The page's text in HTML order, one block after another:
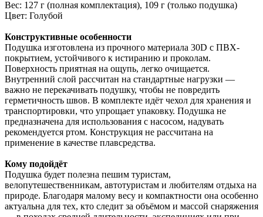
Вес: 127 г (полная комплектация), 109 г (только подушка)
Цвет: Голубой
Конструктивные особенности
Подушка изготовлена из прочного материала 30D с ПВХ-
покрытием, устойчивого к истиранию и проколам.
Поверхность приятная на ощупь, легко очищается.
Внутренний слой рассчитан на стандартные нагрузки —
важно не перекачивать подушку, чтобы не повредить
герметичность швов. В комплекте идёт чехол для хранения и
транспортировки, что упрощает упаковку. Подушка не
предназначена для использования с насосом, надувать
рекомендуется ртом. Конструкция не рассчитана на
применение в качестве плавсредства.
Кому подойдёт
Подушка будет полезна пешим туристам,
велопутешественникам, автотуристам и любителям отдыха на
природе. Благодаря малому весу и компактности она особенно
актуальна для тех, кто следит за объёмом и массой снаряжения